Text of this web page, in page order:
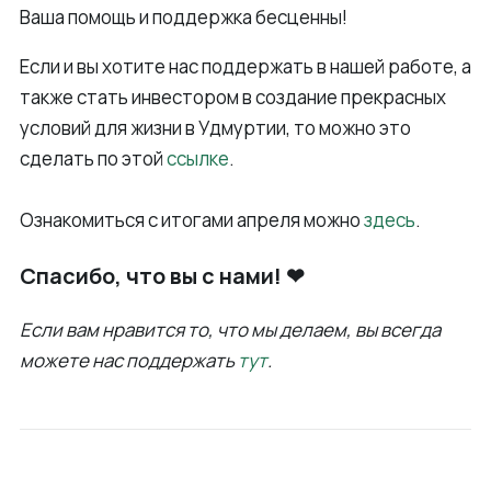
Ваша помощь и поддержка бесценны!
Если и вы хотите нас поддержать в нашей работе, а
также стать инвестором в создание прекрасных
условий для жизни в Удмуртии, то можно это
сделать по этойссылке.
Ознакомиться с итогами апреля можноздесь.
Спасибо, что вы с нами! ❤
Если вам нравится то, что мы делаем, вы всегда
можете нас поддержатьтут.